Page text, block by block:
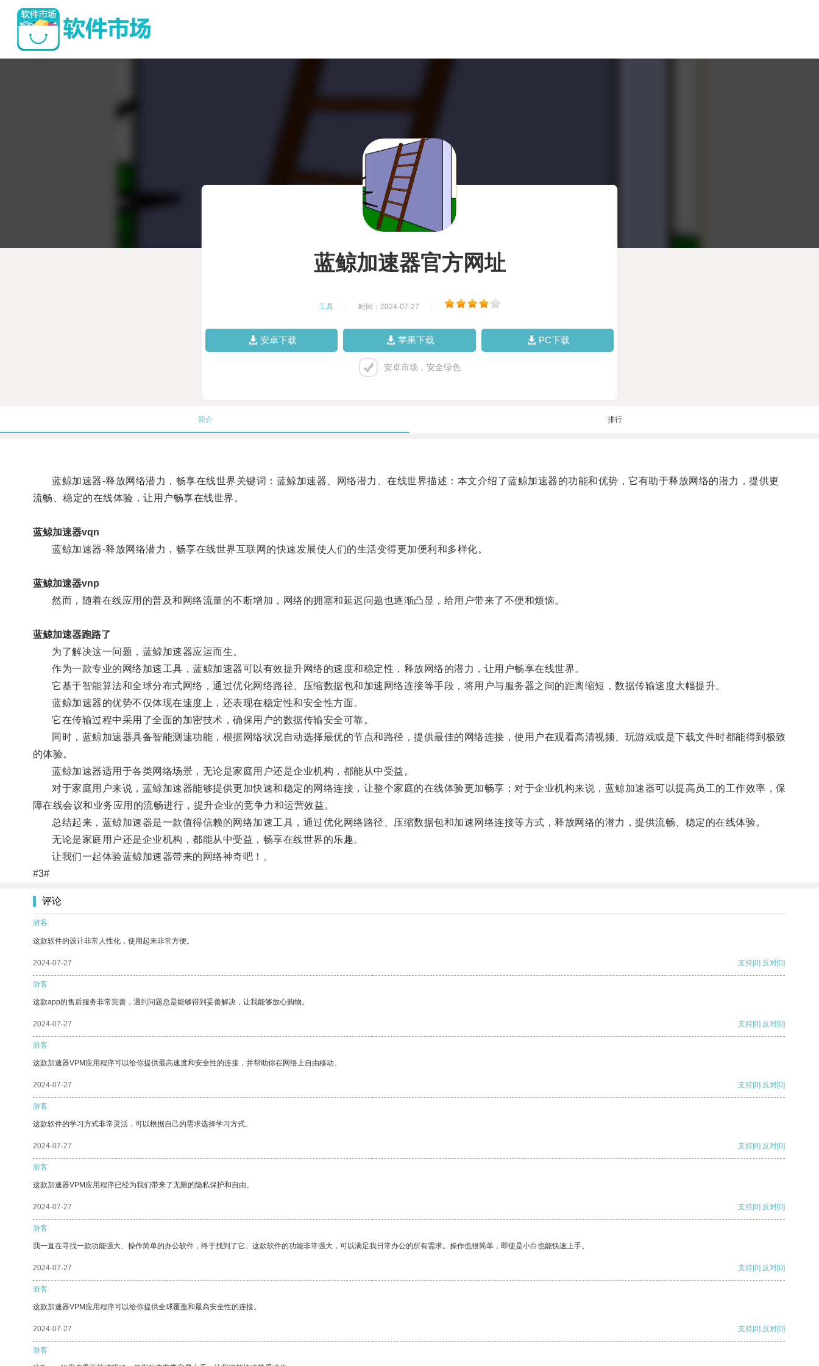
蓝鲸加速器官方网址
工具 时间：2024-07-27
安卓下载 苹果下载 PC下载
安卓市场，安全绿色
简介 排行
蓝鲸加速器-释放网络潜力，畅享在线世界关键词：蓝鲸加速器、网络潜力、在线世界描述：本文介绍了蓝鲸加速器的功能和优势，它有助于释放网络的潜力，提供更
流畅、稳定的在线体验，让用户畅享在线世界。
蓝鲸加速器vqn
蓝鲸加速器-释放网络潜力，畅享在线世界互联网的快速发展使人们的生活变得更加便利和多样化。
蓝鲸加速器vnp
然而，随着在线应用的普及和网络流量的不断增加，网络的拥塞和延迟问题也逐渐凸显，给用户带来了不便和烦恼。
蓝鲸加速器跑路了
为了解决这一问题，蓝鲸加速器应运而生。
作为一款专业的网络加速工具，蓝鲸加速器可以有效提升网络的速度和稳定性，释放网络的潜力，让用户畅享在线世界。
它基于智能算法和全球分布式网络，通过优化网络路径、压缩数据包和加速网络连接等手段，将用户与服务器之间的距离缩短，数据传输速度大幅提升。
蓝鲸加速器的优势不仅体现在速度上，还表现在稳定性和安全性方面。
它在传输过程中采用了全面的加密技术，确保用户的数据传输安全可靠。
同时，蓝鲸加速器具备智能测速功能，根据网络状况自动选择最优的节点和路径，提供最佳的网络连接，使用户在观看高清视频、玩游戏或是下载文件时都能得到极致
的体验。
蓝鲸加速器适用于各类网络场景，无论是家庭用户还是企业机构，都能从中受益。
对于家庭用户来说，蓝鲸加速器能够提供更加快速和稳定的网络连接，让整个家庭的在线体验更加畅享；对于企业机构来说，蓝鲸加速器可以提高员工的工作效率，保
障在线会议和业务应用的流畅进行，提升企业的竞争力和运营效益。
总结起来，蓝鲸加速器是一款值得信赖的网络加速工具，通过优化网络路径、压缩数据包和加速网络连接等方式，释放网络的潜力，提供流畅、稳定的在线体验。
无论是家庭用户还是企业机构，都能从中受益，畅享在线世界的乐趣。
让我们一起体验蓝鲸加速器带来的网络神奇吧！。
#3#
评论
游客
这款软件的设计非常人性化，使用起来非常方便。
2024-07-27 支持[0] 反对[0]
游客
这款app的售后服务非常完善，遇到问题总是能够得到妥善解决，让我能够放心购物。
2024-07-27 支持[0] 反对[0]
游客
这款加速器VPM应用程序可以给你提供最高速度和安全性的连接，并帮助你在网络上自由移动。
2024-07-27 支持[0] 反对[0]
游客
这款软件的学习方式非常灵活，可以根据自己的需求选择学习方式。
2024-07-27 支持[0] 反对[0]
游客
这款加速器VPM应用程序已经为我们带来了无限的隐私保护和自由。
2024-07-27 支持[0] 反对[0]
游客
我一直在寻找一款功能强大、操作简单的办公软件，终于找到了它。这款软件的功能非常强大，可以满足我日常办公的所有需求。操作也很简单，即使是小白也能快速上手。
2024-07-27 支持[0] 反对[0]
游客
这款加速器VPM应用程序可以给你提供全球覆盖和最高安全性的连接。
2024-07-27 支持[0] 反对[0]
游客